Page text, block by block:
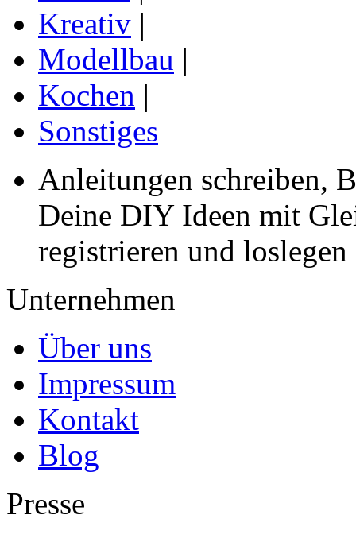
Kreativ |
Modellbau |
Kochen |
Sonstiges
Anleitungen schreiben,
Deine DIY Ideen mit
registrieren und loslegen
Unternehmen
Über uns
Impressum
Kontakt
Blog
Presse